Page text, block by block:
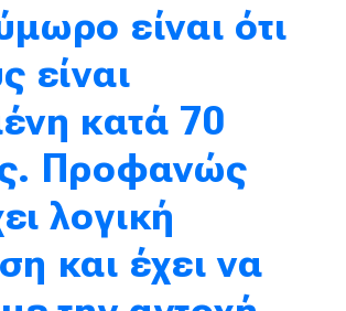
είναι ότι
είναι
κατά 70
Προφανώς
λογική
και έχει να